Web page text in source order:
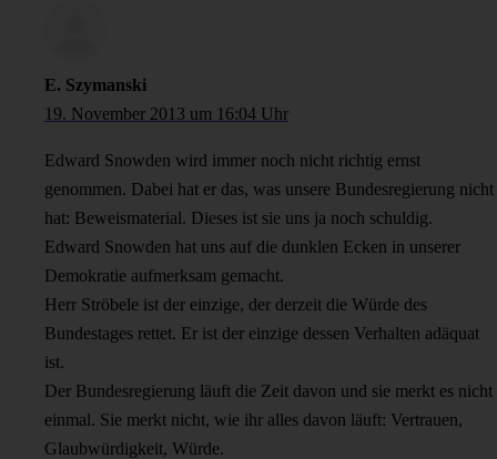
E. Szymanski
19. November 2013 um 16:04 Uhr
Edward Snowden wird immer noch nicht richtig ernst
genommen. Dabei hat er das, was unsere Bundesregierung nicht
hat: Beweismaterial. Dieses ist sie uns ja noch schuldig.
Edward Snowden hat uns auf die dunklen Ecken in unserer
Demokratie aufmerksam gemacht.
Herr Ströbele ist der einzige, der derzeit die Würde des
Bundestages rettet. Er ist der einzige dessen Verhalten adäquat
ist.
Der Bundesregierung läuft die Zeit davon und sie merkt es nicht
einmal. Sie merkt nicht, wie ihr alles davon läuft: Vertrauen,
Glaubwürdigkeit, Würde.